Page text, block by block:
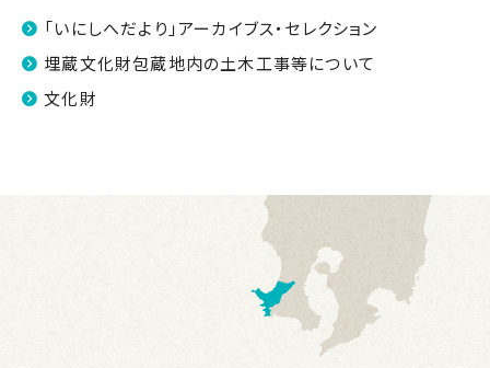
「いにしへだより」アーカイブス・セレクション
埋蔵文化財包蔵地内の土木工事等について
文化財